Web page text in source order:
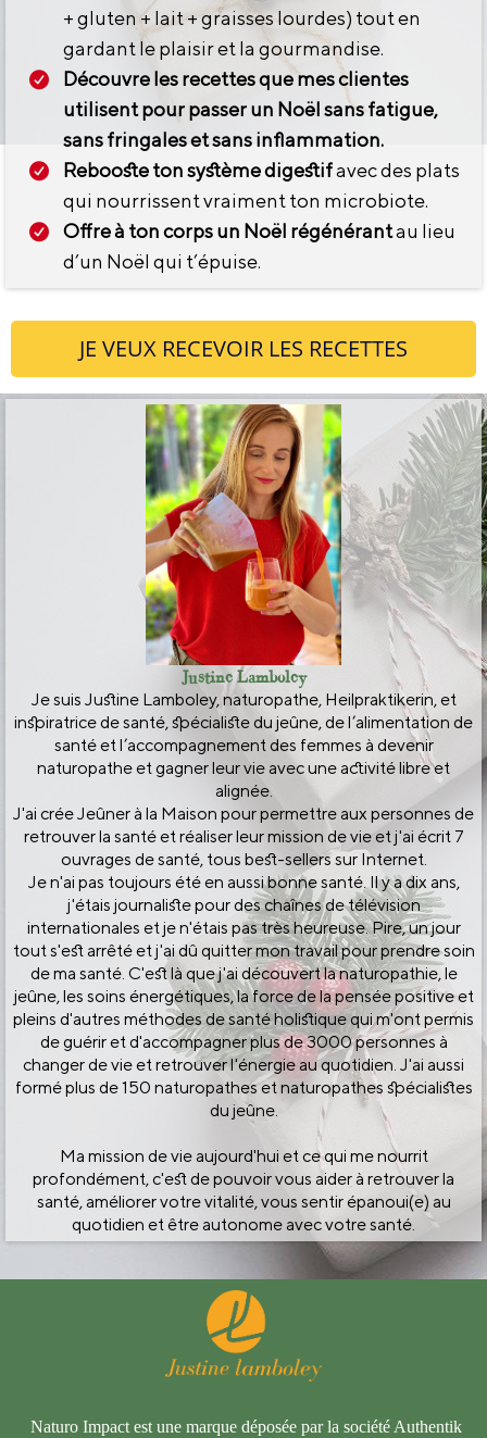
+ gluten + lait + graisses lourdes) tout en
gardant le plaisir et la gourmandise.
Découvre les recettes que mes clientes
utilisent pour passer un Noël sans fatigue,
sans fringales et sans inflammation.
Rebooste ton système digestifavec des plats
qui nourrissent vraiment ton microbiote.
Offre à ton corps un Noël régénérantau lieu
d’un Noël qui t’épuise.
JE VEUX RECEVOIR LES RECETTES
Justine Lamboley
Je suis Justine Lamboley, naturopathe, Heilpraktikerin, et
inspiratrice de santé, spécialiste du jeûne, de l’alimentation de
santé et l’accompagnement des femmes à devenir
naturopathe et gagner leur vie avec une activité libre et
alignée.
J'ai crée Jeûner à la Maison pour permettre aux personnes de
retrouver la santé et réaliser leur mission de vie et j'ai écrit 7
ouvrages de santé, tous best-sellers sur Internet.
Je n'ai pas toujours été en aussi bonne santé. Il y a dix ans,
j'étais journaliste pour des chaînes de télévision
internationales et je n'étais pas très heureuse. Pire, un jour
tout s'est arrêté et j'ai dû quitter mon travail pour prendre soin
de ma santé. C'est là que j'ai découvert la naturopathie, le
jeûne, les soins énergétiques, la force de la pensée positive et
pleins d'autres méthodes de santé holistique qui m'ont permis
de guérir et d'accompagner plus de 3000 personnes à
changer de vie et retrouver l'énergie au quotidien. J'ai aussi
formé plus de 150 naturopathes et naturopathes spécialistes
du jeûne.
Ma mission de vie aujourd'hui et ce qui me nourrit
profondément, c'est de pouvoir vous aider à retrouver la
santé, améliorer votre vitalité, vous sentir épanoui(e) au
quotidien et être autonome avec votre santé.
Naturo Impact est une marque déposée par la société Authentik